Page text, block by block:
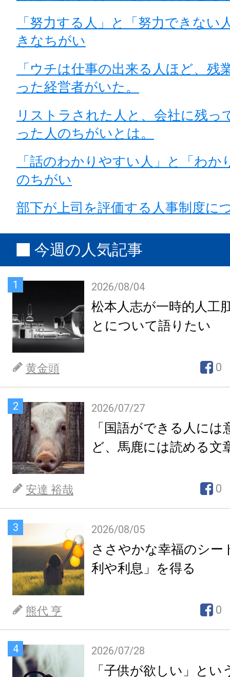
「努力する人」と「努力できない
きなちがい
「ウチは仕事の出来る人ほど、残
った経営者がいた。
リストラされた人と、会社に残っ
った人のちがいとは。
「話のわかりやすい人」と「わか
のちがい
部下が上司を評価する人事制度に
今週の人気記事
1 2026/08/04
松本人志が一時的人工
とについて語りたい
黄金頭 0
2 2026/07/27
「国語ができる人には
ど、馬鹿には読める文
安達 裕哉 0
3 2026/08/05
ささやかな幸福のシー
利や利息」を得る
熊代 亨 0
4 2026/07/28
「子供が欲しい」とい